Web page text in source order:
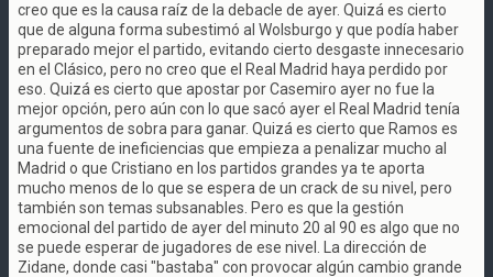
creo que es la causa raíz de la debacle de ayer. Quizá es cierto
que de alguna forma subestimó al Wolsburgo y que podía haber
preparado mejor el partido, evitando cierto desgaste innecesario
en el Clásico, pero no creo que el Real Madrid haya perdido por
eso. Quizá es cierto que apostar por Casemiro ayer no fue la
mejor opción, pero aún con lo que sacó ayer el Real Madrid tenía
argumentos de sobra para ganar. Quizá es cierto que Ramos es
una fuente de ineficiencias que empieza a penalizar mucho al
Madrid o que Cristiano en los partidos grandes ya te aporta
mucho menos de lo que se espera de un crack de su nivel, pero
también son temas subsanables. Pero es que la gestión
emocional del partido de ayer del minuto 20 al 90 es algo que no
se puede esperar de jugadores de ese nivel. La dirección de
Zidane, donde casi "bastaba" con provocar algún cambio grande